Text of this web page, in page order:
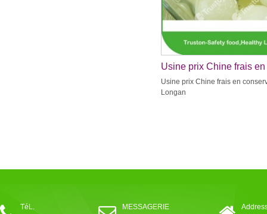
Usine prix Chine frais en
conserve Longan
Usine prix Chine frais en
Longan
TéL.
MESSAGERIE